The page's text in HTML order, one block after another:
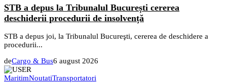
STB a depus la Tribunalul București cererea
deschiderii procedurii de insolvență
STB a depus joi, la Tribunalul Bucureşti, cererea de deschidere a
procedurii...
deCargo & Bus6 august 2026
MaritimNoutatiTransportatori